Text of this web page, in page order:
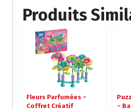
Produits
Fleurs Parfumées –
Coffret Créatif
–